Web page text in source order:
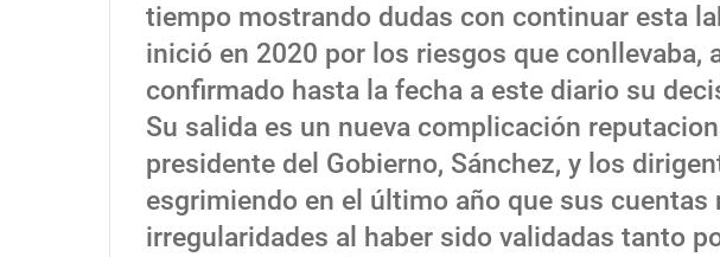
tiempo mostrando dudas con continuar esta
inició en 2020 por los riesgos que conllevaba,
confirmado hasta la fecha a este diario su
Su salida es un nueva complicación
presidente del Gobierno, Sánchez, y los
esgrimiendo en el último año que sus cuentas
irregularidades al haber sido validadas tanto